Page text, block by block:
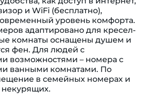
и WiFi (бесплатно),
уровень комфорта.
адаптировано для кресел-
комнаты оснащены душем и
фен. Для людей с
возможностями – номера с
ванными комнатами. По
в семейных номерах и
некурящих.